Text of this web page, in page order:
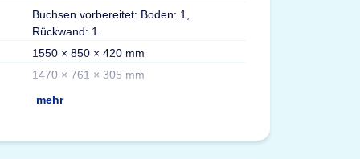
Buchsen vorbereitet: Boden: 1,
Rückwand: 1
1550 × 850 × 420 mm
1470 × 761 × 305 mm
mehr